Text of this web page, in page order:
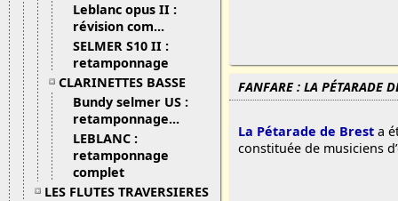
Leblanc opus II :
révision com...
SELMER S10 II :
retamponnage
CLARINETTES BASSE
Bundy selmer US :
retamponnage...
LEBLANC :
retamponnage
complet
LES FLUTES TRAVERSIERES
FANFARE : LA PÉTARADE
La Pétarade de Brest a
constituée de musiciens